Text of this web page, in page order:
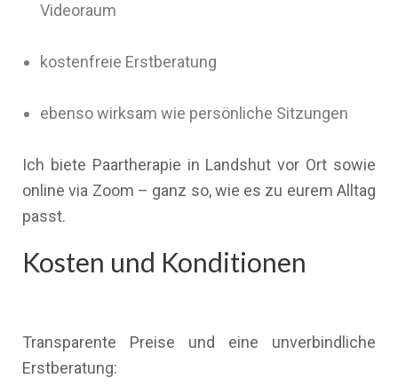
Videoraum
kostenfreie Erstberatung
ebenso wirksam wie persönliche Sitzungen
Ich biete Paartherapie in Landshut vor Ort sowie
online via Zoom – ganz so, wie es zu eurem Alltag
passt.
Kosten und Konditionen
Transparente Preise und eine unverbindliche
Erstberatung: